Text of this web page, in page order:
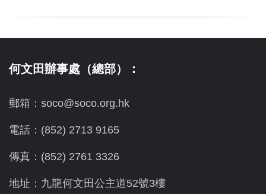
何文田辦事處（總部）：
郵箱：soco@soco.org.hk
電話：(852) 2713 9165
傳真：(852) 2761 3326
地址：九龍何文田公主道52號3樓